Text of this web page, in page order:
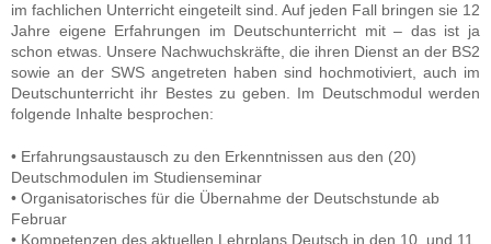
im fachlichen Unterricht eingeteilt sind. Auf jeden Fall bringen sie 12
Jahre eigene Erfahrungen im Deutschunterricht mit – das ist ja
schon etwas. Unsere Nachwuchskräfte, die ihren Dienst an der BS2
sowie an der SWS angetreten haben sind hochmotiviert, auch im
Deutschunterricht ihr Bestes zu geben. Im Deutschmodul werden
folgende Inhalte besprochen:
• Erfahrungsaustausch zu den Erkenntnissen aus den (20)
Deutschmodulen im Studienseminar
• Organisatorisches für die Übernahme der Deutschstunde ab
Februar
• Kompetenzen des aktuellen Lehrplans Deutsch in den 10. und 11.